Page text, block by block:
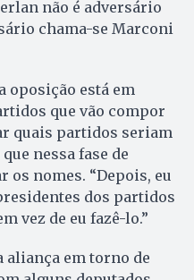
não é adversário
cha­ma-se Marconi
oposição está em
que vão compor
quais partidos seriam
nessa fase de
os nomes. “De­pois, eu
dos partidos
vez de eu fazê-lo.”
aliança em torno de